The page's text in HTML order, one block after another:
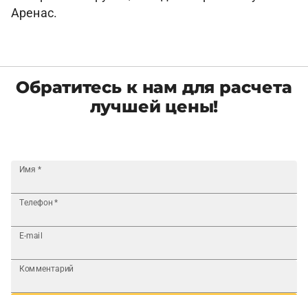
Аренас.
Обратитесь к нам для расчета
лучшей цены!
Имя *
Телефон *
E-mail
Комментарий